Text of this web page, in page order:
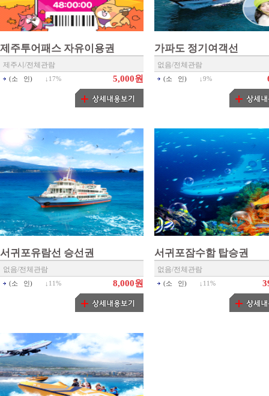
제주투어패스 자유이용권
(24H,48...
제주시/전체관람
(소 인) ↓ 17% 5,000원
가파도 정기여객선
없음/전체관람
(소 인) ↓ 9%
서귀포유람선 승선권
없음/전체관람
(소 인) ↓ 11% 8,000원
서귀포잠수함 탑승권
없음/전체관람
(소 인) ↓ 11%